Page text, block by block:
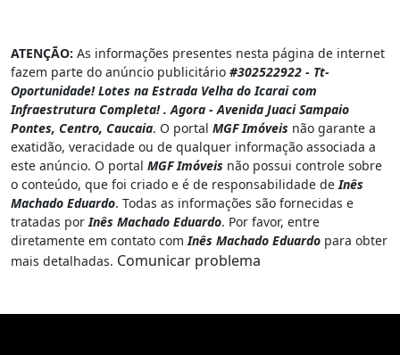
ATENÇÃO: As informações presentes nesta página de internet
fazem parte do anúncio publicitário #302522922 - Tt-
Oportunidade! Lotes na Estrada Velha do Icarai com
Infraestrutura Completa! . Agora - Avenida Juaci Sampaio
Pontes, Centro, Caucaia. O portal MGF Imóveis não garante a
exatidão, veracidade ou de qualquer informação associada a
este anúncio. O portal MGF Imóveis não possui controle sobre
o conteúdo, que foi criado e é de responsabilidade de Inês
Machado Eduardo. Todas as informações são fornecidas e
tratadas por Inês Machado Eduardo. Por favor, entre
diretamente em contato com Inês Machado Eduardo para obter
mais detalhadas. Comunicar problema